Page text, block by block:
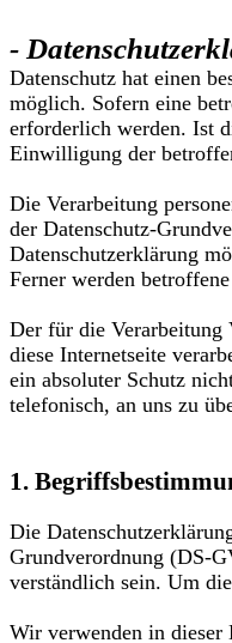
-
Datenschutz hat einen
möglich. Sofern eine
erforderlich werden. Ist
Einwilligung der
Die Verarbeitung
der Datenschutz-
Datenschutzerklärung
Ferner werden
Der für die Verarbeitung
diese Internetseite
ein absoluter Schutz
telefonisch, an uns zu
1.
Die
Grundverordnung (DS-
verständlich sein. Um
Wir verwenden in dieser